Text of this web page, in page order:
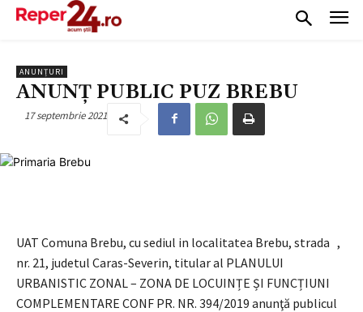
ANUNȚURI
ANUNŢ PUBLIC PUZ BREBU
17 septembrie 2021
UAT Comuna Brebu, cu sediul in localitatea Brebu, strada ,
nr. 21, judetul Caras-Severin, titular al PLANULUI
URBANISTIC ZONAL – ZONA DE LOCUINȚE ȘI FUNCȚIUNI
COMPLEMENTARE CONF PR. NR. 394/2019 anunţă publicul